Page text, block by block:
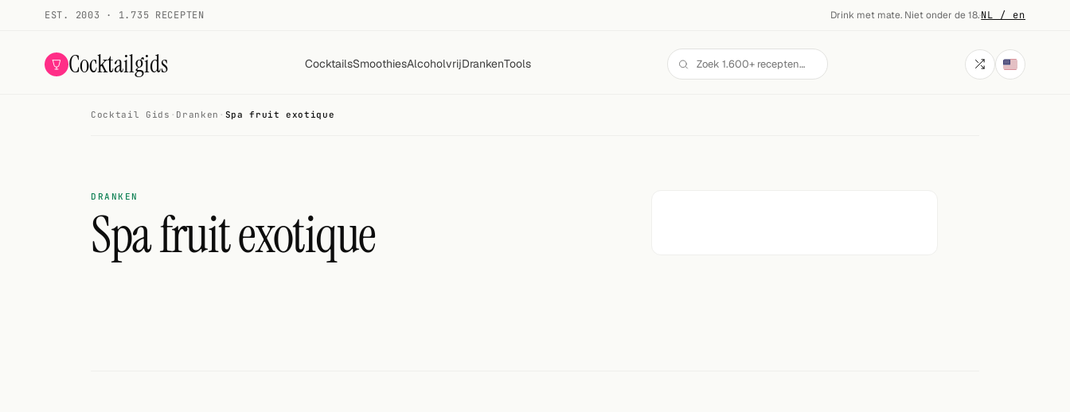
EST. 2003 · 1.735 RECEPTEN Drink met mate. Niet onder de 18.·NL / en
Cocktailgids CocktailsSmoothiesAlcoholvrijDrankenTools
Cocktail Gids · Dranken · Spa fruit exotique
DRANKEN
Spa fruit exotique